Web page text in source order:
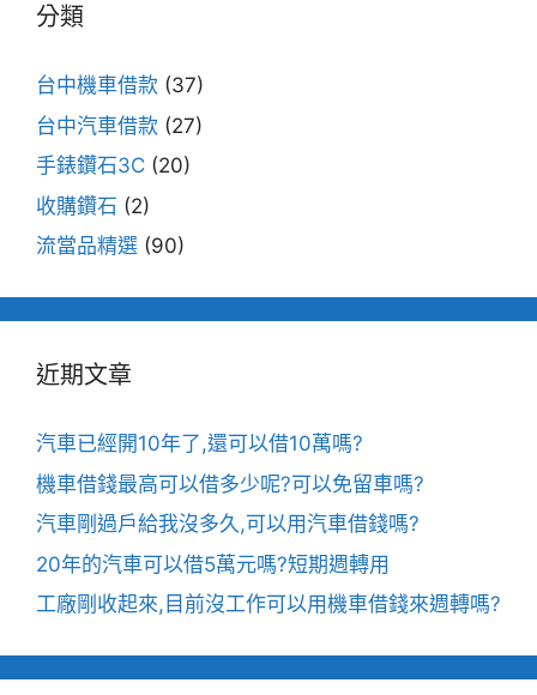
分類
台中機車借款 (37)
台中汽車借款 (27)
手錶鑽石3C (20)
收購鑽石 (2)
流當品精選 (90)
近期文章
汽車已經開10年了,還可以借10萬嗎?
機車借錢最高可以借多少呢?可以免留車嗎?
汽車剛過戶給我沒多久,可以用汽車借錢嗎?
20年的汽車可以借5萬元嗎?短期週轉用
工廠剛收起來,目前沒工作可以用機車借錢來週轉嗎?